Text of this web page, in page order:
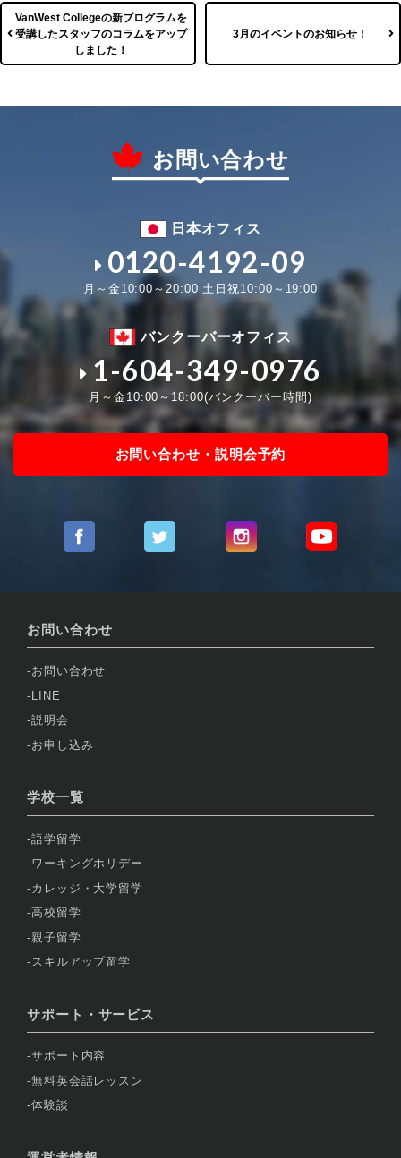
VanWest Collegeの新プログラムを
受講したスタッフのコラムをアップ
しました！
3月のイベントのお知らせ！
お問い合わせ
日本オフィス
0120-4192-09
月～金10:00～20:00 土日祝10:00～19:00
バンクーバーオフィス
1-604-349-0976
月～金10:00～18:00(バンクーバー時間)
お問い合わせ・説明会予約
お問い合わせ
お問い合わせ
LINE
説明会
お申し込み
学校一覧
語学留学
ワーキングホリデー
カレッジ・大学留学
高校留学
親子留学
スキルアップ留学
サポート・サービス
サポート内容
無料英会話レッスン
体験談